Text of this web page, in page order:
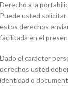
Derecho a la
Puede usted solicitar
estos derechos
facilitada en el
Dado el carácter
derechos usted
identidad o